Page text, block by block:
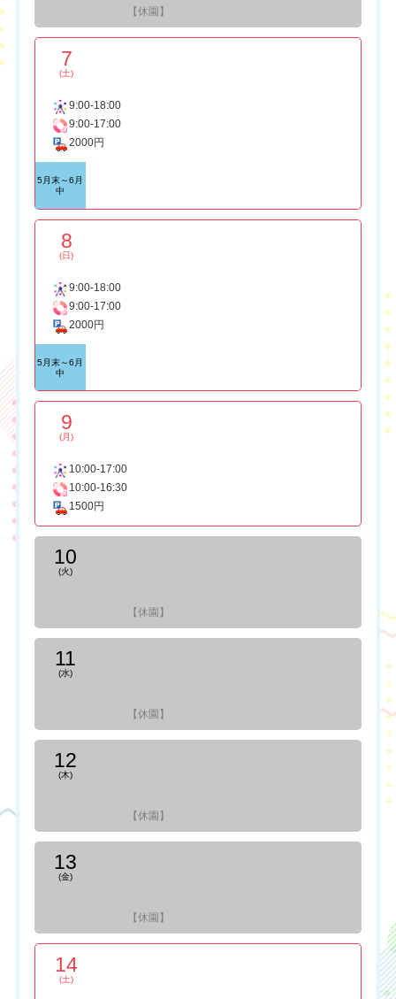
【休園】
7
(土)
9:00-18:00
9:00-17:00
2000円
5月末～6月
中
8
(日)
9:00-18:00
9:00-17:00
2000円
5月末～6月
中
9
(月)
10:00-17:00
10:00-16:30
1500円
10
(火)
【休園】
11
(水)
【休園】
12
(木)
【休園】
13
(金)
【休園】
14
(土)